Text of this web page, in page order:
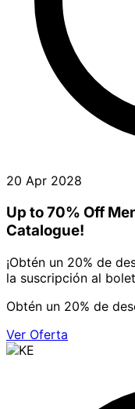
20 Apr 2028
Up to 70% Off
Catalogue!
¡Obtén un 20% de
la suscripción al
Obtén un 20% de
Ver Oferta